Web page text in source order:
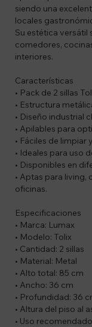
siendo una
locales
Su estética versátil
comedores,
interiores.
Características
• Pack de 2 sillas
• Estructura
• Diseño industrial
• Apilables para
• Fáciles de limpiar
• Ideales para uso
• Disponibles en
• Aptas para living,
oficinas.
Especificaciones
• Marca: Lumax
• Modelo: Tolix
• Cantidad: 2 sillas
• Material: Metal
• Alto total: 85 cm
• Ancho: 36 cm
• Profundidad: 36
• Altura del piso al
• Uso